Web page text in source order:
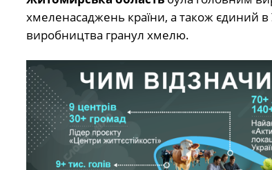
хмеленасаджень країни, а також єдиний в
виробництва гранул хмелю.